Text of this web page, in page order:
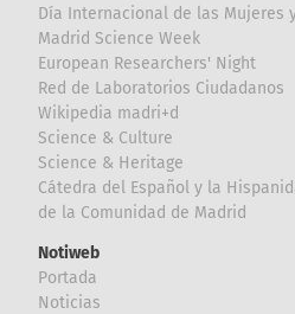
Día Internacional de las Mujeres
Madrid Science Week
European Researchers' Night
Red de Laboratorios Ciudadanos
Wikipedia madri+d
Science & Culture
Science & Heritage
Cátedra del Español y la
de la Comunidad de Madrid
Notiweb
Portada
Noticias